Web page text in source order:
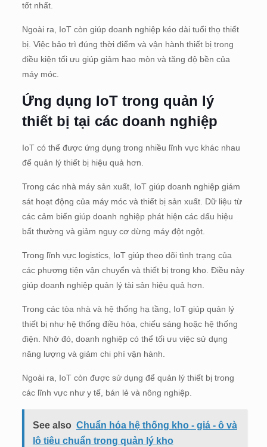
tốt nhất.
Ngoài ra, IoT còn giúp doanh nghiệp kéo dài tuổi thọ thiết
bị. Việc bảo trì đúng thời điểm và vận hành thiết bị trong
điều kiện tối ưu giúp giảm hao mòn và tăng độ bền của
máy móc.
Ứng dụng IoT trong quản lý
thiết bị tại các doanh nghiệp
IoT có thể được ứng dụng trong nhiều lĩnh vực khác nhau
để quản lý thiết bị hiệu quả hơn.
Trong các nhà máy sản xuất, IoT giúp doanh nghiệp giám
sát hoạt động của máy móc và thiết bị sản xuất. Dữ liệu từ
các cảm biến giúp doanh nghiệp phát hiện các dấu hiệu
bất thường và giảm nguy cơ dừng máy đột ngột.
Trong lĩnh vực logistics, IoT giúp theo dõi tình trạng của
các phương tiện vận chuyển và thiết bị trong kho. Điều này
giúp doanh nghiệp quản lý tài sản hiệu quả hơn.
Trong các tòa nhà và hệ thống hạ tầng, IoT giúp quản lý
thiết bị như hệ thống điều hòa, chiếu sáng hoặc hệ thống
điện. Nhờ đó, doanh nghiệp có thể tối ưu việc sử dụng
năng lượng và giảm chi phí vận hành.
Ngoài ra, IoT còn được sử dụng để quản lý thiết bị trong
các lĩnh vực như y tế, bán lẻ và nông nghiệp.
See also Chuẩn hóa hệ thống kho - giá - ô và
lô tiêu chuẩn trong quản lý kho